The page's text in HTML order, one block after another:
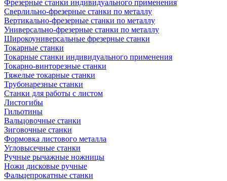
Фрезерные станки индивидуального применения
Сверлильно-фрезерные станки по металлу
Вертикально-фрезерные станки по металлу
Универсально-фрезерные станки по металлу
Широкоуниверсальные фрезерные станки
Токарные станки
Токарные станки индивидуального применения
Токарно-винторезные станки
Тяжелые токарные станки
Трубонарезные станки
Станки для работы с листом
Листогибы
Гильотины
Вальцовочные станки
Зиговочные станки
Формовка листового металла
Угловысечные станки
Ручные рычажные ножницы
Ножи дисковые ручные
Фальцепрокатные станки